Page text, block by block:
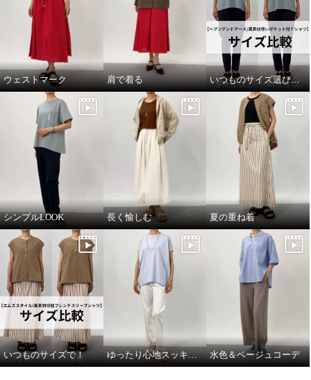
ウェストマーク 肩で着る いつものサイズ選びで！
シンプルLOOK 長く愉しむ 夏の重ね着
いつものサイズで！ ゆったり心地スッキリ見え 水色＆ベージュコーデ